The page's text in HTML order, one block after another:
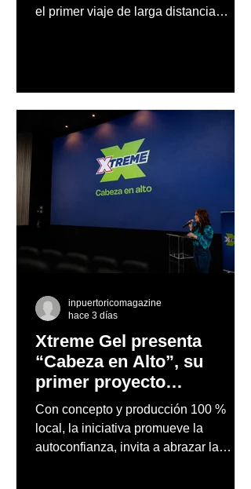
el primer viaje de larga distancia
Xtreme Gel presenta
“Cabeza en Alto”, su
primer proyecto
audiovisual concebido y
producido completamente
en Puerto Rico
Con concepto y producción 100 %
local, la iniciativa promueve la
autoconfianza, invita a abrazar la
inpuertoricomagazine
hace 3 días